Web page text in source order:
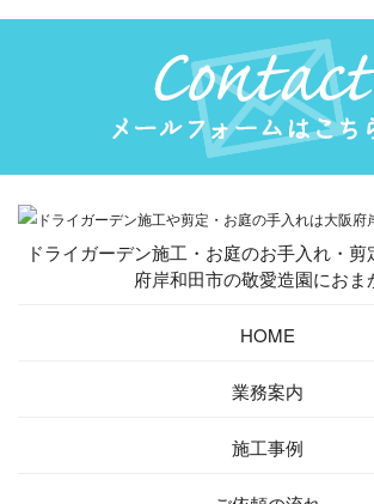
ドライガーデン施工・お庭のお手入れ・
府岸和田市の敬愛造園におま
HOME
業務案内
施工事例